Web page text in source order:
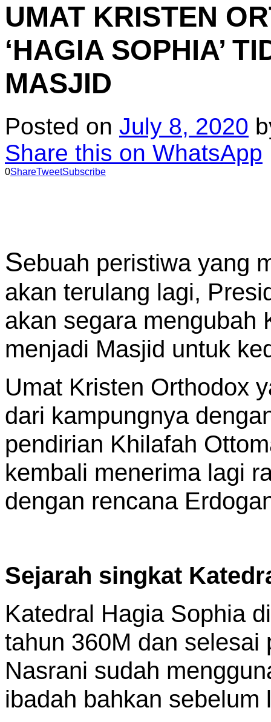
UMAT KRISTEN
‘HAGIA SOPHIA’
MASJID
Posted on July 8, 2020
Share this on WhatsApp
0ShareTweetSubscribe
Sebuah peristiwa yang
akan terulang lagi,
akan segara mengubah
menjadi Masjid untuk
Umat Kristen Orthodox
dari kampungnya
pendirian Khilafah
kembali menerima lagi
dengan rencana
Sejarah singkat
Katedral Hagia Sophia
tahun 360M dan
Nasrani sudah
ibadah bahkan